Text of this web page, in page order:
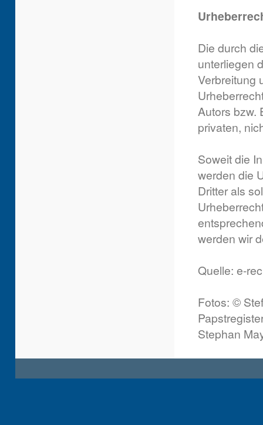
Die durch
unterliegen
Verbreitung
Autors bzw.
privaten,
Soweit die
werden die
Dritter als
werden wir
Quelle: e-
Fotos: ©
Stephan